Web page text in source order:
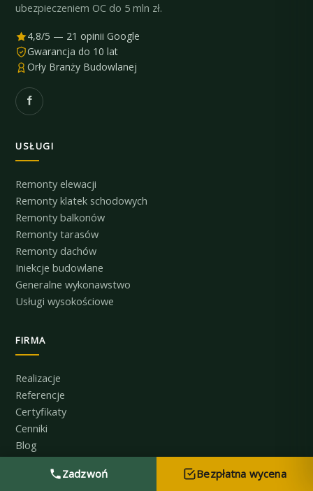
ubezpieczeniem OC do 5 mln zł.
4,8/5 — 21 opinii Google
Gwarancja do 10 lat
Orły Branży Budowlanej
USŁUGI
Remonty elewacji
Remonty klatek schodowych
Remonty balkonów
Remonty tarasów
Remonty dachów
Iniekcje budowlane
Generalne wykonawstwo
Usługi wysokościowe
FIRMA
Realizacje
Referencje
Certyfikaty
Cenniki
Blog
Zadzwoń Bezpłatna wycena